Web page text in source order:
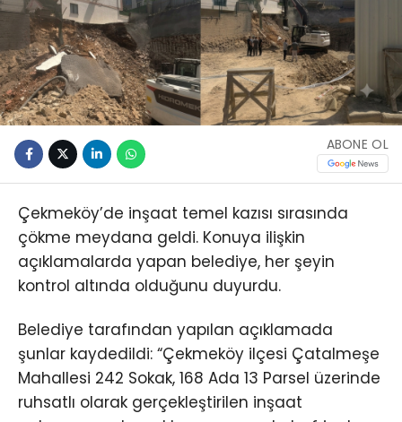
ABONE OL
Çekmeköy’de inşaat temel kazısı sırasında
çökme meydana geldi. Konuya ilişkin
açıklamalarda yapan belediye, her şeyin
kontrol altında olduğunu duyurdu.
Belediye tarafından yapılan açıklamada
şunlar kaydedildi: “Çekmeköy ilçesi Çatalmeşe
Mahallesi 242 Sokak, 168 Ada 13 Parsel üzerinde
ruhsatlı olarak gerçekleştirilen inşaat